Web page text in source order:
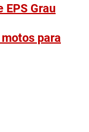
EPS Grau
para